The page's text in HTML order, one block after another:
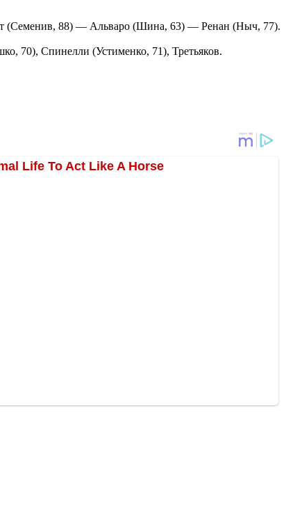
(Семенив, 88) — Альваро (Шина, 63) — Ренан (Ныч, 77).
Спинелли (Устименко, 71), Третьяков.